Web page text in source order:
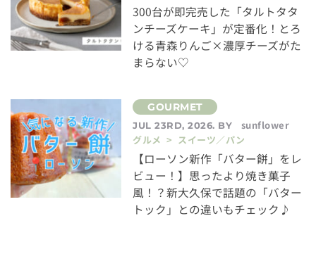
300台が即完売した「タルトタタ
ンチーズケーキ」が定番化！とろ
ける青森りんご×濃厚チーズがた
まらない♡
JUL 23RD, 2026. BY
sunflower
グルメ > スイーツ／パン
【ローソン新作「バター餅」をレ
ビュー！】思ったより焼き菓子
風！？新大久保で話題の「バター
トック」との違いもチェック♪